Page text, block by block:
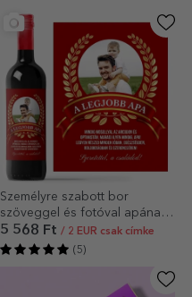
Személyre szabott bor
szöveggel és fotóval apának
– A legjobb apa
5 568 Ft / 2 EUR csak címke
(5)